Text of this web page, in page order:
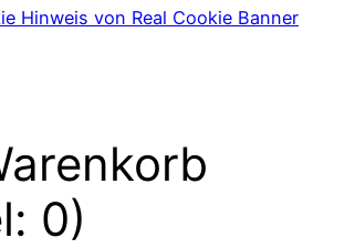
Hinweis von Real Cookie Banner
0)